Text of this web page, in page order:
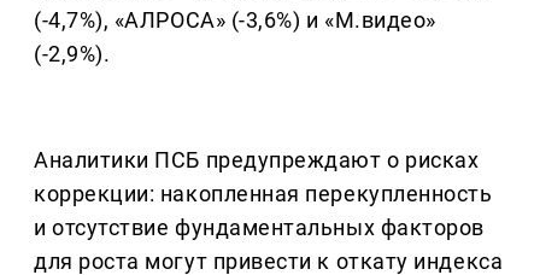
(-4,7%), «АЛРОСА» (-3,6%) и «М.видео»
(-2,9%).
Аналитики ПСБ предупреждают о рисках
коррекции: накопленная перекупленность
и отсутствие фундаментальных факторов
для роста могут привести к откату индекса